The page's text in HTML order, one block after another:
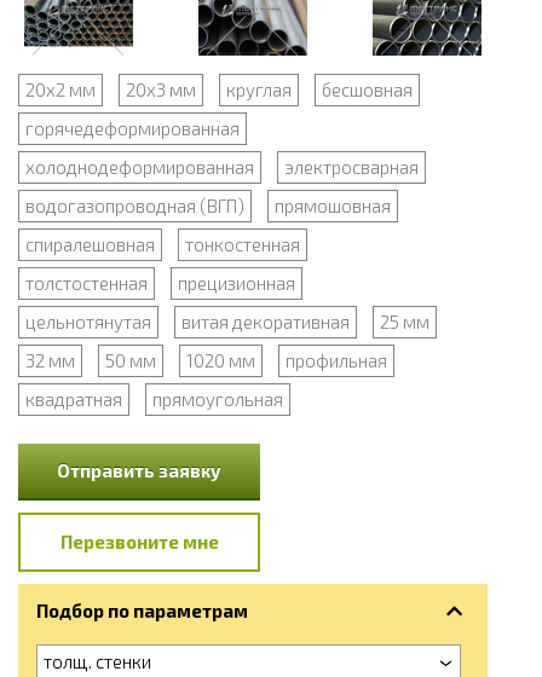
20х2 мм 20х3 мм круглая
бесшовная
горячедеформированная
холоднодеформированная
электросварная
водогазопроводная (ВГП)
прямошовная
спиралешовная
тонкостенная
толстостенная
прецизионная
цельнотянутая
витая декоративная
25 мм
32 мм
50 мм 1020 мм
профильная
квадратная
прямоугольная
Отправить заявку
Перезвоните мне
Подбор по параметрам
толщ. стенки